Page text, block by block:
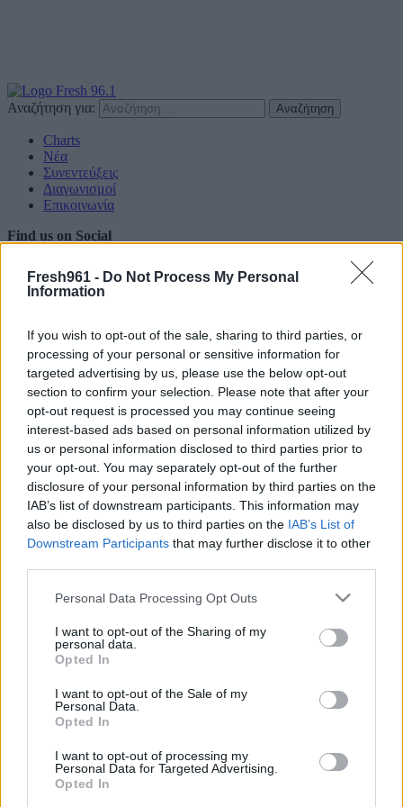
Fresh961 - Do Not Process My Personal
Information
If you wish to opt-out of the sale, sharing to third parties, or
processing of your personal or sensitive information for
targeted advertising by us, please use the below opt-out
section to confirm your selection. Please note that after your
opt-out request is processed you may continue seeing
interest-based ads based on personal information utilized by
us or personal information disclosed to third parties prior to
your opt-out. You may separately opt-out of the further
disclosure of your personal information by third parties on the
IAB’s list of downstream participants. This information may
also be disclosed by us to third parties on the IAB’s List of
Downstream Participants that may further disclose it to other
Please note that this website/app uses one or more Google
not limited to your visit or usage behaviour. You may click to
grant or deny consent to Google and its third-party tags to
use your data for below specified purposes in below Google
consent section.
Personal Data Processing Opt Outs
I want to opt-out of the Sharing of my
personal data.
Opted In
I want to opt-out of the Sale of my
Personal Data.
Opted In
I want to opt-out of processing my
Personal Data for Targeted Advertising.
Opted In
Αναζήτηση για:
Charts
Νέα
Συνεντεύξεις
Διαγωνισμοί
Επικοινωνία
Find us on Social
Πολιτική Απορρήτου
Διαφημιστείτε
Designed & Developed by
Home / Νέα Η sexy πλευρά της Τζένης Καζάκου!
Η sexy πλευρά της Τζένης Καζάκου!
Η όμορφη ηθοποιός είναι εγγονή της αξέχαστης ηθοποιού, Τζένης
Τρύπη και ο Κωνσταντίνος Καζάκος.
H Τζένη Καζάκου μοιράζεται πολύ συχνά φωτογραφίες της με τους
αναμενόμενο, γιατί μιλάμε για ένα πολύ όμορφο και φρέσκο
Instagram η ηθοποιός μας χαρίζει μια sexy φωτογραφία, φορώντας
μαύρο εσώρουχο λευκό jacket καθισμένη στο πάγκο της κουζίνας.
Η ομορφιά της είναι απερίγραπτη!